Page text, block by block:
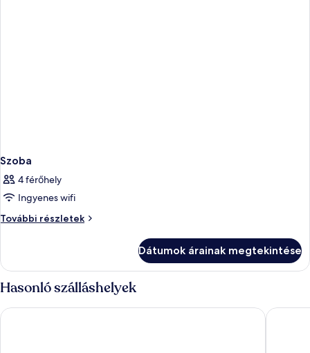
Szoba
4 férőhely
Ingyenes wifi
További részletek
Szoba
Dátumok árainak megtekintése
Hasonló szálláshelyek
Bahía Blanca